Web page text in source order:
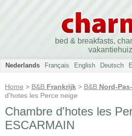
bed & breakfasts,
Nederlands Français English Deutsch
Home > B&B Frankrijk > B&B Nord-
d'hotes les Perce neige
Chambre d'hotes les
ESCARMAIN